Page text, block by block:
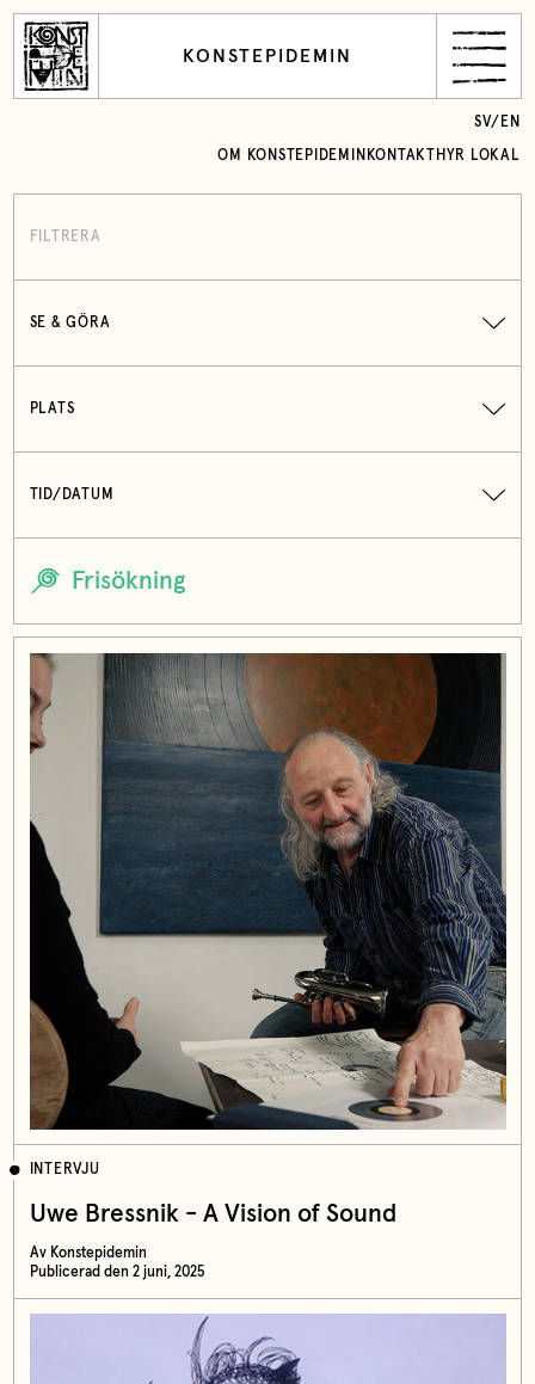
KONSTEPIDEMIN
OM KONSTEPIDEMIN KONTAKT HYR LOKAL
SV/ EN
FILTRERA
SE & GÖRA
PLATS
TID/DATUM
INTERVJU
Uwe Bressnik - A Vision of Sound
Av Konstepidemin
Publicerad den 2 juni, 2025